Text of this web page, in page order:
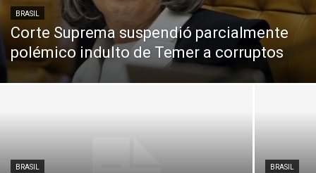
BRASIL
Corte Suprema suspendió parcialmente
polémico indulto de Temer a corruptos
BRASIL BRASIL